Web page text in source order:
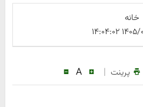
خانه
پرینت |
A